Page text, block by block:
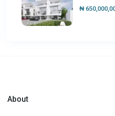
₦
About